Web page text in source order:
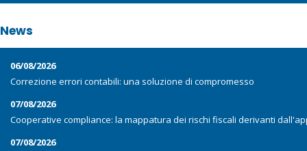
News
06/08/2026
Correzione errori contabili: una soluzione di compromesso
07/08/2026
Cooperative compliance: la mappatura dei rischi fiscali derivanti
07/08/2026